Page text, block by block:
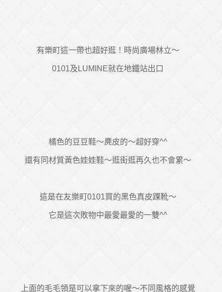
有樂町這一帶也超好逛！時尚廣場林立～
0101及LUMINE就在地鐵站出口
橘色的豆豆鞋～麂皮的～超好穿^^
還有同材質黃色娃娃鞋～逛街逛再久也不會累～
這是在友樂町0101買的黑色真皮踝靴～
它是這次敗物中最愛最愛的一雙^^
上面的毛毛領是可以拿下來的喔～不同風格的感覺